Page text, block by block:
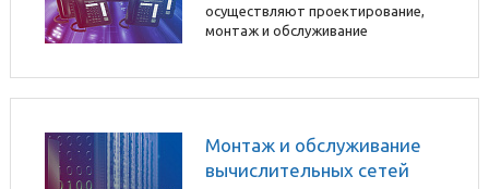
осуществляют проектирование,
монтаж и обслуживание
Монтаж и обслуживание
вычислительных сетей